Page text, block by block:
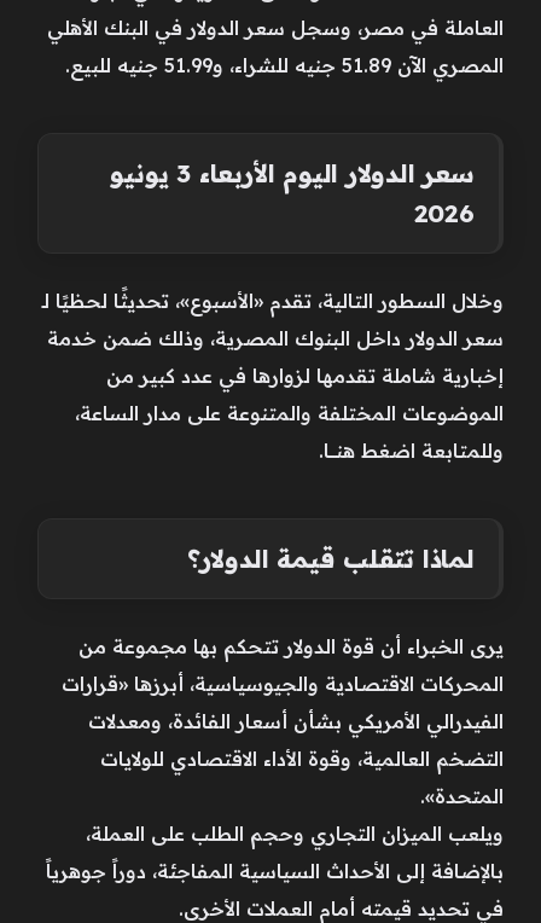
العاملة في مصر، وسجل سعر الدولار في البنك الأهلي
المصري الآن 51.89 جنيه للشراء، و51.99 جنيه للبيع.
سعر الدولار اليوم الأربعاء 3 يونيو
2026
وخلال السطور التالية، تقدم «الأسبوع»، تحديثًا لحظيًا لـ
سعر الدولار داخل البنوك المصرية، وذلك ضمن خدمة
إخبارية شاملة تقدمها لزوارها في عدد كبير من
الموضوعات المختلفة والمتنوعة على مدار الساعة،
وللمتابعة اضغط هنـــــا.
لماذا تتقلب قيمة الدولار؟
يرى الخبراء أن قوة الدولار تتحكم بها مجموعة من
المحركات الاقتصادية والجيوسياسية، أبرزها «قرارات
الفيدرالي الأمريكي بشأن أسعار الفائدة، ومعدلات
التضخم العالمية، وقوة الأداء الاقتصادي للولايات
المتحدة».
ويلعب الميزان التجاري وحجم الطلب على العملة،
بالإضافة إلى الأحداث السياسية المفاجئة، دوراً جوهرياً
في تحديد قيمته أمام العملات الأخرى.